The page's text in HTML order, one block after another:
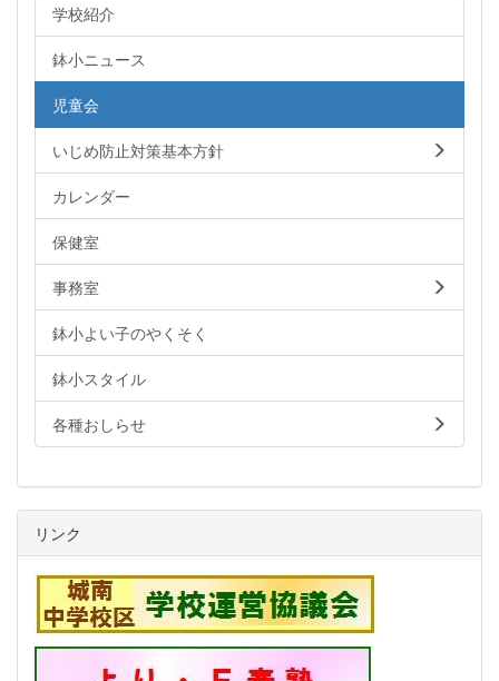
学校紹介
鉢小ニュース
児童会
いじめ防止対策基本方針
カレンダー
保健室
事務室
鉢小よい子のやくそく
鉢小スタイル
各種おしらせ
リンク